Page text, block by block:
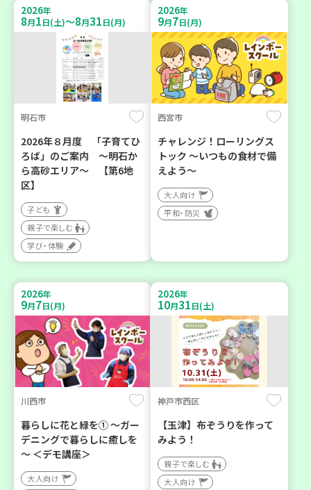
2026年
8月1日(土)～8月31日(月)
明石市
2026年８月度 「子育てひ
ろば」のご案内 ～明石か
ら高砂エリア～ 【第6地
区】
子ども
親子で楽しむ
学び・体験
2026年
9月7日(月)
西宮市
チャレンジ！ローリングス
トック ～いつもの食材で備
えよう～
大人向け
平和・防災
2026年
9月7日(月)
川西市
暮らしに花と緑を① ～ガー
デニングで暮らしに癒しを
～ ＜デモ講座＞
大人向け
2026年
10月31日(土)
神戸市西区
【玉津】布ぞうりを作って
みよう！
親子で楽しむ
大人向け